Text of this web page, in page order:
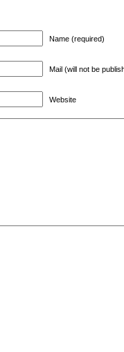
Name (required)
Mail (will not be
Website